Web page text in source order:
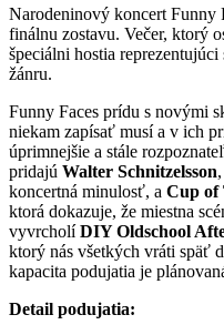
Narodeninový koncert Funny
finálnu zostavu. Večer, ktorý
špeciálni hostia
žánru.
Funny Faces prídu s novými
niekam zapísať musí a v ich
úprimnejšie a stále
pridajú Walter Schnitzelsson
koncertná minulosť, a Cup of
ktorá dokazuje, že miestna
vyvrcholíDIY Oldschool
ktorý nás všetkých vráti späť
kapacita podujatia je
Detail podujatia: